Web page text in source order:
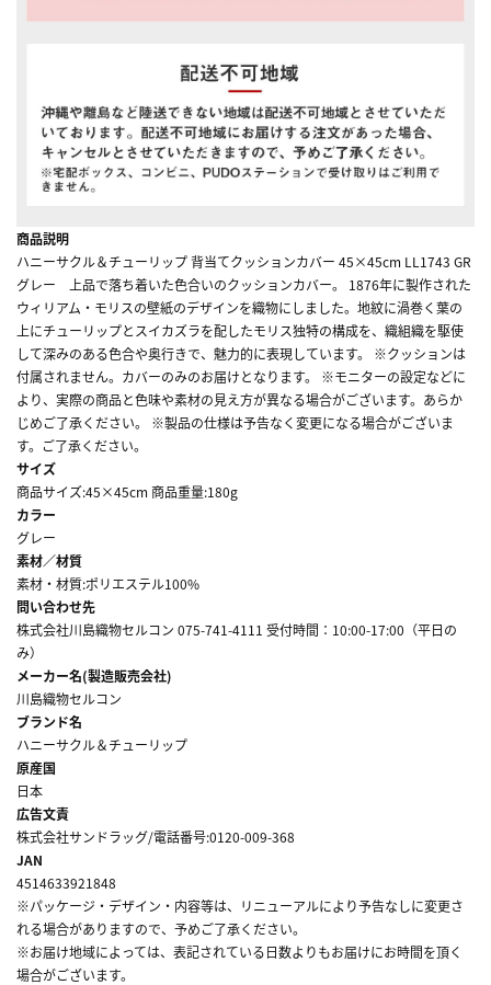
商品説明
ハニーサクル＆チューリップ 背当てクッションカバー 45×45cm LL1743 GR
グレー 上品で落ち着いた色合いのクッションカバー。 1876年に製作された
ウィリアム・モリスの壁紙のデザインを織物にしました。地紋に渦巻く葉の
上にチューリップとスイカズラを配したモリス独特の構成を、織組織を駆使
して深みのある色合や奥行きで、魅力的に表現しています。 ※クッションは
付属されません。カバーのみのお届けとなります。 ※モニターの設定などに
より、実際の商品と色味や素材の見え方が異なる場合がございます。あらか
じめご了承ください。 ※製品の仕様は予告なく変更になる場合がございま
す。ご了承ください。
サイズ
商品サイズ:45×45cm 商品重量:180g
カラー
グレー
素材／材質
素材・材質:ポリエステル100%
問い合わせ先
株式会社川島織物セルコン 075-741-4111 受付時間：10:00-17:00（平日の
み）
メーカー名(製造販売会社)
川島織物セルコン
ブランド名
ハニーサクル＆チューリップ
原産国
日本
広告文責
株式会社サンドラッグ/電話番号:0120-009-368
JAN
4514633921848
※パッケージ・デザイン・内容等は、リニューアルにより予告なしに変更さ
れる場合がありますので、予めご了承ください。
※お届け地域によっては、表記されている日数よりもお届けにお時間を頂く
場合がございます。